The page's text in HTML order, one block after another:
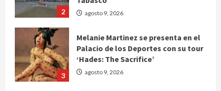
2 agosto 9, 2026
3
Melanie Martinez se presenta en el
Palacio de los Deportes con su tour
‘Hades: The Sacrifice’
agosto 9, 2026